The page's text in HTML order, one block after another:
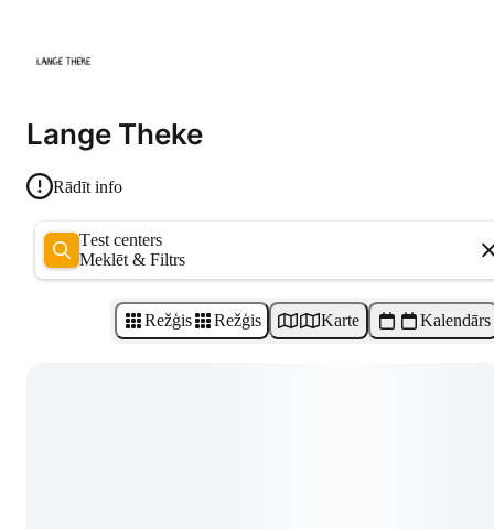
Lange Theke
Rādīt info
Test centers
Meklēt & Filtrs
Režģis Režģis Karte Kalendārs